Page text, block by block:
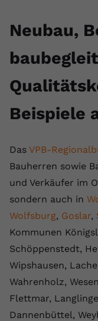
Neubau,
Beispiele
Das VPB-
Bauherren sowie
und Verkäufer im
sondern auch in
Wolfsburg, Goslar,
Kommunen
Schöppenstedt,
Wipshausen,
Wahrenholz,
Flettmar,
Dannenbüttel,